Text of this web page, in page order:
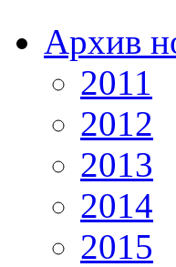
Архив
2011
2012
2013
2014
2015